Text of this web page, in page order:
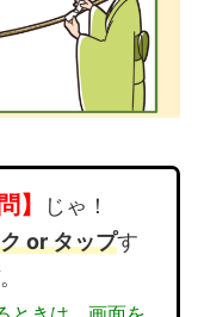
】
じゃ！
or タップす